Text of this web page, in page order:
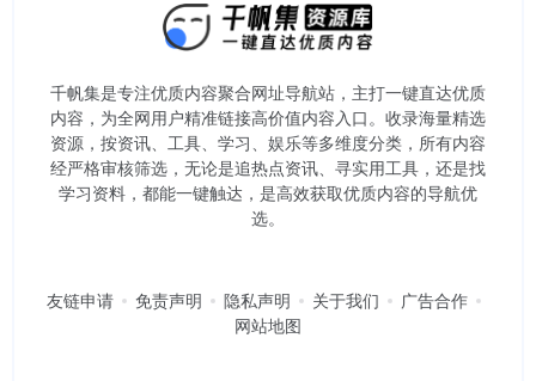
千帆集是专注优质内容聚合网址导航站，主打一键直达优质
内容，为全网用户精准链接高价值内容入口。​收录海量精选
资源，按资讯、工具、学习、娱乐等多维度分类，所有内容
经严格审核筛选，无论是追热点资讯、寻实用工具，还是找
学习资料，都能一键触达，是高效获取优质内容的导航优
选。
友链申请 免责声明 隐私声明 关于我们
广告合作
网站地图